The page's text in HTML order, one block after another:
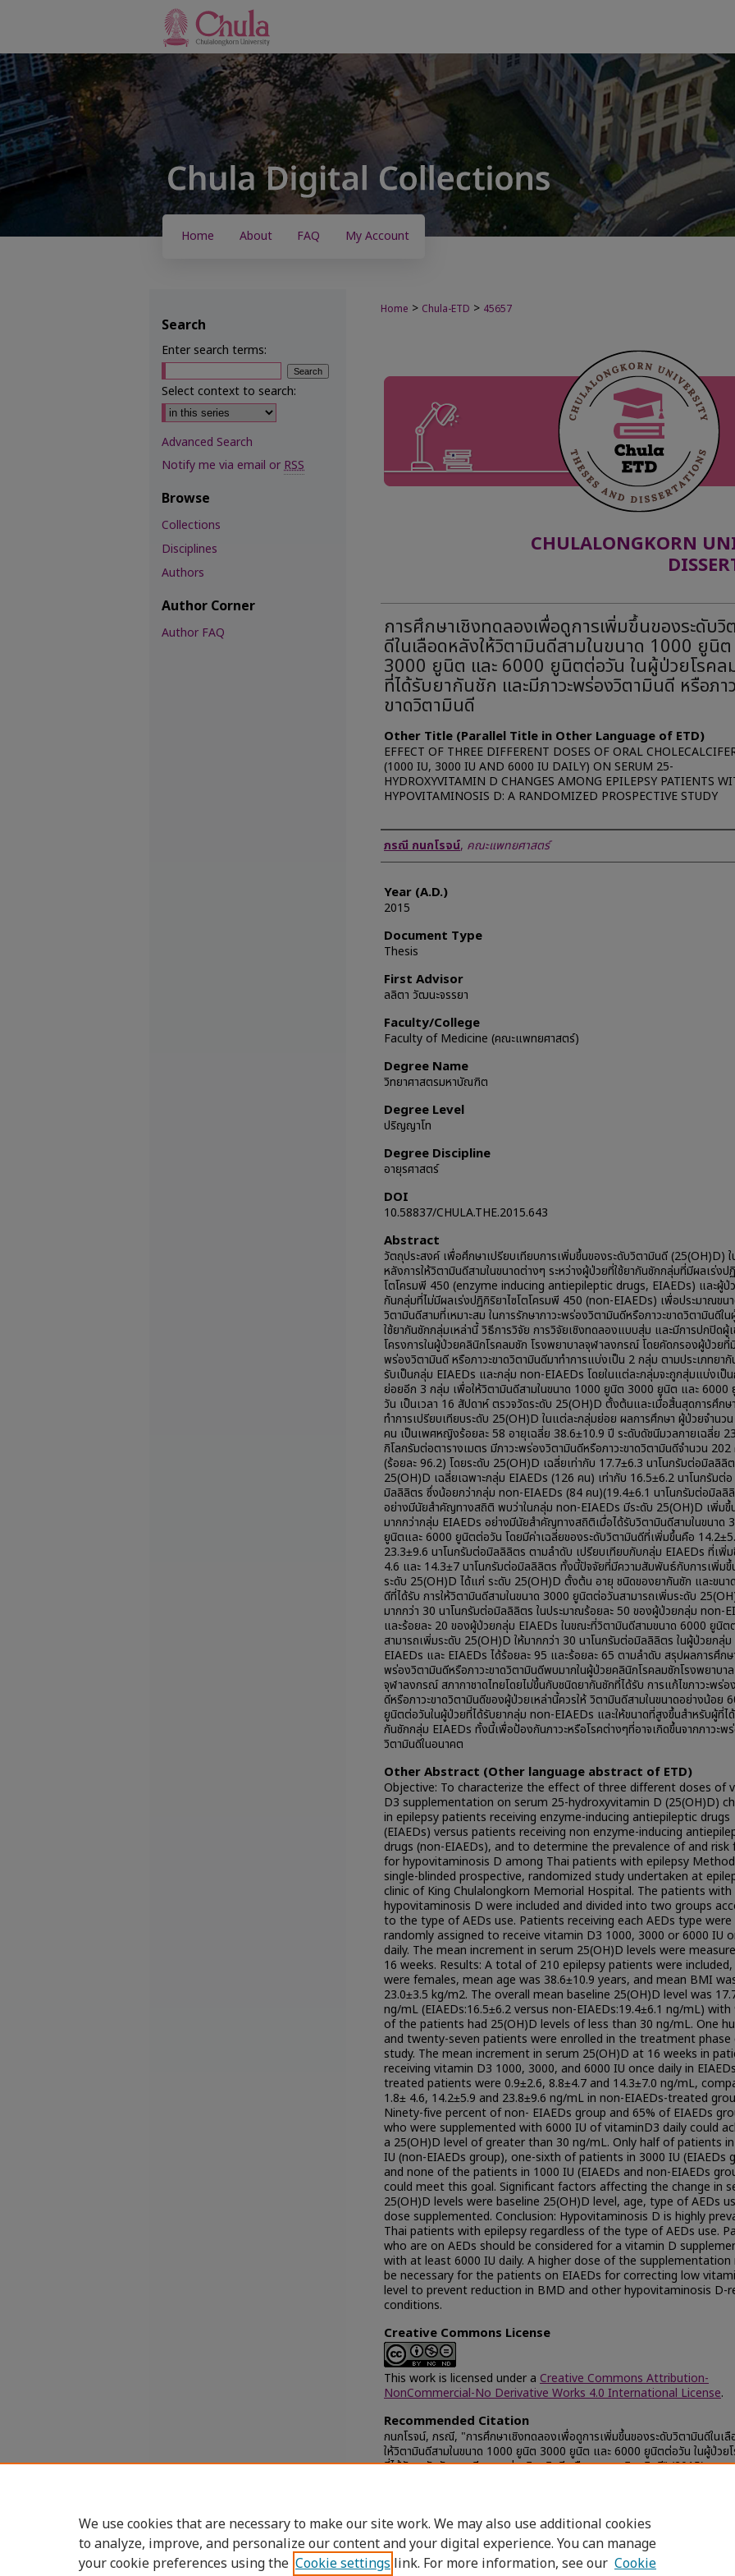
Home About FAQ My Account
Home > Chula-ETD > 45657
CHULALONGKORN
การศึกษาเชิงทดลองเพื่อดูการเพิ่มขึ้นของระดับวิ
ดีในเลือดหลังให้วิตามินดีสามในขนาด 1000 ยูนิต
3000 ยูนิต และ 6000 ยูนิตต่อวัน ในผู้ป่วยโรคล
ที่ได้รับยากันชัก และมีภาวะพร่องวิตามินดี หรือภา
ขาดวิตามินดี
Other Title (Parallel Title in Other Language of ETD)
EFFECT OF THREE DIFFERENT DOSES OF ORAL
(1000 IU, 3000 IU AND 6000 IU DAILY) ON SERUM 25-
HYDROXYVITAMIN D CHANGES AMONG EPILEPSY PATIENTS
HYPOVITAMINOSIS D: A RANDOMIZED PROSPECTIVE STUDY
Author
ภรณี กนกโรจน์, คณะแพทยศาสตร์
Year (A.D.)
2015
Document Type
Thesis
First Advisor
ลลิตา วัฒนะจรรยา
Faculty/College
Faculty of Medicine (คณะแพทยศาสตร์)
Degree Name
วิทยาศาสตรมหาบัณฑิต
Degree Level
ปริญญาโท
Degree Discipline
อายุรศาสตร์
DOI
10.58837/CHULA.THE.2015.643
Abstract
วัตถุประสงค์ เพื่อศึกษาเปรียบเทียบการเพิ่มขึ้นของระดับวิตามินดี (25(OH)D) ใ
หลังการให้วิตามินดีสามในขนาดต่างๆ ระหว่างผู้ป่วยที่ใช้ยากันชักกลุ่มที่มีผลเร่งป
โตโครมพี 450 (enzyme inducing antiepileptic drugs, EIAEDs) และผู้ป่ว
กันกลุ่มที่ไม่มีผลเร่งปฏิกิริยาไซโตโครมพี 450 (non-EIAEDs) เพื่อประมาณขน
วิตามินดีสามที่เหมาะสม ในการรักษาภาวะพร่องวิตามินดีหรือภาวะขาดวิตามินดีใ
ใช้ยากันชักกลุ่มเหล่านี้ วิธีการวิจัย การวิจัยเชิงทดลองแบบสุ่ม และมีการปกปิดผู้เ
โครงการในผู้ป่วยคลินิกโรคลมชัก โรงพยาบาลจุฬาลงกรณ์ โดยคัดกรองผู้ป่วยที่
พร่องวิตามินดี หรือภาวะขาดวิตามินดีมาทำการแบ่งเป็น 2 กลุ่ม ตามประเภทยากั
รับเป็นกลุ่ม EIAEDs และกลุ่ม non-EIAEDs โดยในแต่ละกลุ่มจะถูกสุ่มแบ่งเป็
ย่อยอีก 3 กลุ่ม เพื่อให้วิตามินดีสามในขนาด 1000 ยูนิต 3000 ยูนิต และ 6000
วัน เป็นเวลา 16 สัปดาห์ ตรวจวัดระดับ 25(OH)D ตั้งต้นและเมื่อสิ้นสุดการศึกษ
ทำการเปรียบเทียบระดับ 25(OH)D ในแต่ละกลุ่มย่อย ผลการศึกษา ผู้ป่วยจำนว
คน เป็นเพศหญิงร้อยละ 58 อายุเฉลี่ย 38.6±10.9 ปี ระดับดัชนีมวลกายเฉลี่ย
กิโลกรัมต่อตารางเมตร มีภาวะพร่องวิตามินดีหรือภาวะขาดวิตามินดีจำนวน 202
(ร้อยละ 96.2) โดยระดับ 25(OH)D เฉลี่ยเท่ากับ 17.7±6.3 นาโนกรัมต่อมิลลิลิ
25(OH)D เฉลี่ยเฉพาะกลุ่ม EIAEDs (126 คน) เท่ากับ 16.5±6.2 นาโนกรัมต่อ
มิลลิลิตร ซึ่งน้อยกว่ากลุ่ม non-EIAEDs (84 คน)(19.4±6.1 นาโนกรัมต่อมิลลิ
อย่างมีนัยสำคัญทางสถิติ พบว่าในกลุ่ม non-EIAEDs มีระดับ 25(OH)D เพิ่มขึ้
มากกว่ากลุ่ม EIAEDs อย่างมีนัยสำคัญทางสถิติเมื่อได้รับวิตามินดีสามในขนาด
ยูนิตและ 6000 ยูนิตต่อวัน โดยมีค่าเฉลี่ยของระดับวิตามินดีที่เพิ่มขึ้นคือ
23.3±9.6 นาโนกรัมต่อมิลลิลิตร ตามลำดับ เปรียบเทียบกับกลุ่ม EIAEDs ที่เพิ่
4.6 และ 14.3±7 นาโนกรัมต่อมิลลิลิตร ทั้งนี้ปัจจัยที่มีความสัมพันธ์กับการเพิ่มขึ้
ระดับ 25(OH)D ได้แก่ ระดับ 25(OH)D ตั้งต้น อายุ ชนิดของยากันชัก และขนา
ดีที่ได้รับ การให้วิตามินดีสามในขนาด 3000 ยูนิตต่อวันสามารถเพิ่มระดับ
มากกว่า 30 นาโนกรัมต่อมิลลิลิตร ในประมาณร้อยละ 50 ของผู้ป่วยกลุ่ม non-
และร้อยละ 20 ของผู้ป่วยกลุ่ม EIAEDs ในขณะที่วิตามินดีสามขนาด 6000 ยูนิต
สามารถเพิ่มระดับ 25(OH)D ให้มากกว่า 30 นาโนกรัมต่อมิลลิลิตร ในผู้ป่วยกลุ่
EIAEDs และ EIAEDs ได้ร้อยละ 95 และร้อยละ 65 ตามลำดับ สรุปผลการศึกษ
พร่องวิตามินดีหรือภาวะขาดวิตามินดีพบมากในผู้ป่วยคลินิกโรคลมชักโรงพยาบาล
จุฬาลงกรณ์ สภากาชาดไทยโดยไม่ขึ้นกับชนิดยากันชักที่ได้รับ การแก้ไขภาวะพร่อ
ดีหรือภาวะขาดวิตามินดีของผู้ป่วยเหล่านี้ควรให้ วิตามินดีสามในขนาดอย่างน้อย
ยูนิตต่อวันในผู้ป่วยที่ได้รับยากลุ่ม non-EIAEDs และให้ขนาดที่สูงขึ้นสำหรับผู้ที่ไ
กันชักกลุ่ม EIAEDs ทั้งนี้เพื่อป้องกันภาวะหรือโรคต่างๆที่อาจเกิดขึ้นจากภาวะพ
วิตามินดีในอนาคต
Other Abstract (Other language abstract of ETD)
Objective: To characterize the effect of three different doses of
D3 supplementation on serum 25-hydroxyvitamin D (25(OH)D)
in epilepsy patients receiving enzyme-inducing antiepileptic drugs
(EIAEDs) versus patients receiving non enzyme-inducing
drugs (non-EIAEDs), and to determine the prevalence of and risk
for hypovitaminosis D among Thai patients with epilepsy
single-blinded prospective, randomized study undertaken at
clinic of King Chulalongkorn Memorial Hospital. The patients with
hypovitaminosis D were included and divided into two groups
to the type of AEDs use. Patients receiving each AEDs type were
randomly assigned to receive vitamin D3 1000, 3000 or 6000 IU
daily. The mean increment in serum 25(OH)D levels were
16 weeks. Results: A total of 210 epilepsy patients were included,
were females, mean age was 38.6±10.9 years, and mean BMI
23.0±3.5 kg/m2. The overall mean baseline 25(OH)D level was
ng/mL (EIAEDs:16.5±6.2 versus non-EIAEDs:19.4±6.1 ng/mL) with
of the patients had 25(OH)D levels of less than 30 ng/mL. One
and twenty-seven patients were enrolled in the treatment
study. The mean increment in serum 25(OH)D at 16 weeks in
receiving vitamin D3 1000, 3000, and 6000 IU once daily in
treated patients were 0.9±2.6, 8.8±4.7 and 14.3±7.0 ng/mL,
1.8± 4.6, 14.2±5.9 and 23.8±9.6 ng/mL in non-EIAEDs-treated
Ninety-five percent of non- EIAEDs group and 65% of EIAEDs
who were supplemented with 6000 IU of vitaminD3 daily could
a 25(OH)D level of greater than 30 ng/mL. Only half of patients
IU (non-EIAEDs group), one-sixth of patients in 3000 IU (EIAEDs
and none of the patients in 1000 IU (EIAEDs and non-EIAEDs
could meet this goal. Significant factors affecting the change in
25(OH)D levels were baseline 25(OH)D level, age, type of AEDs
dose supplemented. Conclusion: Hypovitaminosis D is highly
Thai patients with epilepsy regardless of the type of AEDs use.
who are on AEDs should be considered for a vitamin D
with at least 6000 IU daily. A higher dose of the supplementation
be necessary for the patients on EIAEDs for correcting low
level to prevent reduction in BMD and other hypovitaminosis D-
conditions.
Creative Commons License
This work is licensed under a Creative Commons Attribution-
NonCommercial-No Derivative Works 4.0 International License.
Recommended Citation
กนกโรจน์, ภรณี, "การศึกษาเชิงทดลองเพื่อดูการเพิ่มขึ้นของระดับวิตามินดีในเ
ให้วิตามินดีสามในขนาด 1000 ยูนิต 3000 ยูนิต และ 6000 ยูนิตต่อวัน ในผู้ป่วย
ที่ได้รับยากันชัก และมีภาวะพร่องวิตามินดี หรือภาวะขาดวิตามินดี" (2015).
Search
Enter search terms:
Select context to search:
Advanced Search
Notify me via email orRSS
Browse
Collections
Disciplines
Authors
Author Corner
Author FAQ
We use cookies that are necessary to make our site work. We may also use additional cookies
to analyze, improve, and personalize our content and your digital experience. You can manage
your cookie preferences using the Cookie settings link. For more information, see our Cookie